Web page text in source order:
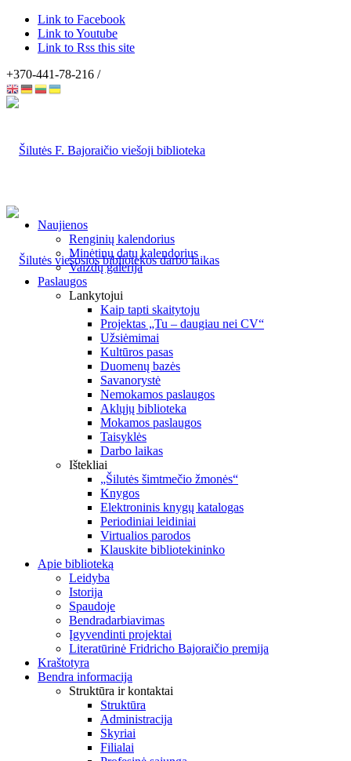
Link to Facebook
Link to Youtube
Link to Rss this site
+370-441-78-216 /
Naujienos
Renginių kalendorius
Minėtinų datų kalendorius
Vaizdų galerija
Paslaugos
Lankytojui
Kaip tapti skaitytoju
Projektas „Tu – daugiau nei CV“
Užsiėmimai
Kultūros pasas
Duomenų bazės
Savanorystė
Nemokamos paslaugos
Aklųjų biblioteka
Mokamos paslaugos
Taisyklės
Darbo laikas
Ištekliai
„Šilutės šimtmečio žmonės“
Knygos
Elektroninis knygų katalogas
Periodiniai leidiniai
Virtualios parodos
Klauskite bibliotekininko
Apie biblioteką
Leidyba
Istorija
Spaudoje
Bendradarbiavimas
Įgyvendinti projektai
Literatūrinė Fridricho Bajoraičio premija
Kraštotyra
Bendra informacija
Struktūra ir kontaktai
Struktūra
Administracija
Skyriai
Filialai